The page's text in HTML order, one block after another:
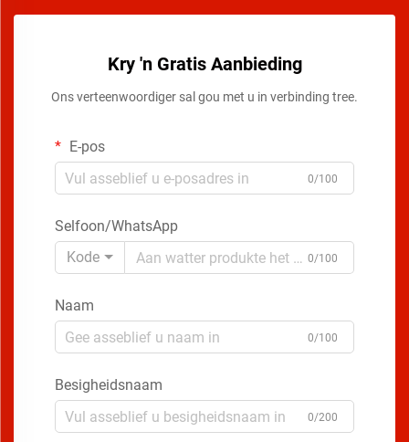
Kry 'n Gratis Aanbieding
Ons verteenwoordiger sal gou met u in verbinding tree.
E-pos
0/100
Selfoon/WhatsApp
Kode
0/100
Naam
0/100
Besigheidsnaam
0/200